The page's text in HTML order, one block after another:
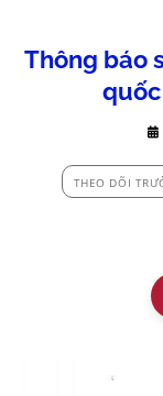
Thông báo
quốc
THEO DÕI